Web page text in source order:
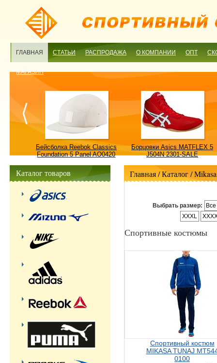
ГЛАВНАЯ СТАТЬИ РАСПРОДАЖА О КОМПАНИИ ОПТ
МАГАЗИН
Бейсболка Reebok Classics
Foundation 5 Panel AO0420
Борцовки Asics MATFLEX 5
J504N 2301-SALE
Главная/ Каталог /Mikasa
Выбрать размер:
XXXL
Спортивные костюмы
Спортивный костюм
MIKASA TUNAJ
0100
Каталог товаров